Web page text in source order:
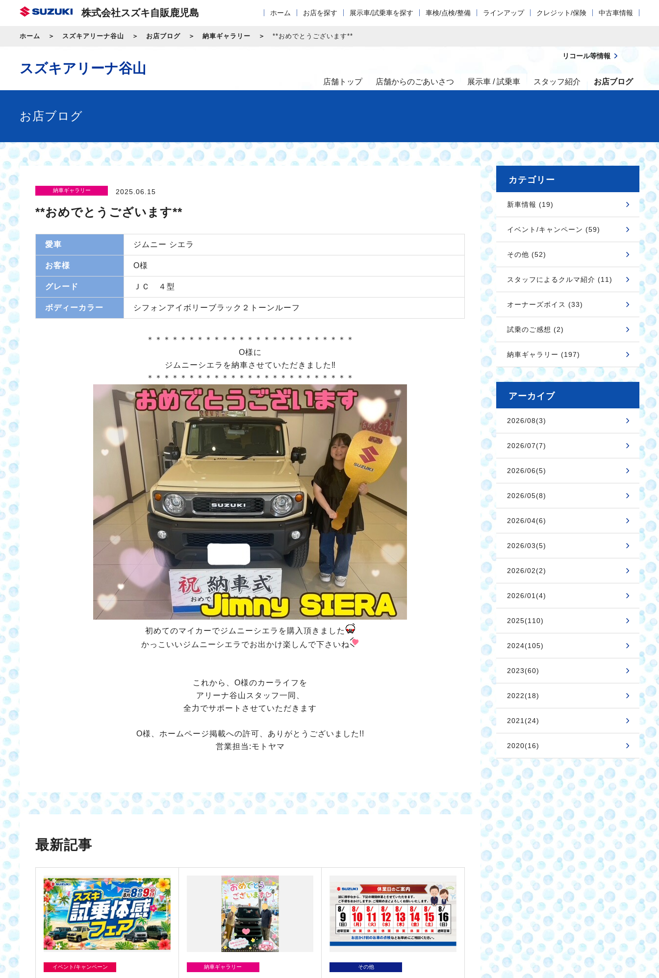
株式会社スズキ自販鹿児島 ホーム お店を探す 展示車/試乗車を探す 車検/点検/整備 ラインアップ クレジット/保険 中古車情報
ホーム スズキアリーナ谷山 お店ブログ 納車ギャラリー **おめでとうございます**
スズキアリーナ谷山
店舗トップ 店舗からのごあいさつ 展示車 / 試乗車 スタッフ紹介 お店ブログ
リコール等情報
お店ブログ
納車ギャラリー 2025.06.15
**おめでとうございます**
愛車 ジムニー シエラ
お客様 O様
グレード ＪＣ ４型
ボディーカラー シフォンアイボリーブラック２トーンルーフ
＊＊＊＊＊＊＊＊＊＊＊＊＊＊＊＊＊＊＊＊＊＊＊＊＊
O様に
ジムニーシエラを納車させていただきました‼
＊＊＊＊＊＊＊＊＊＊＊＊＊＊＊＊＊＊＊＊＊＊＊＊＊
初めてのマイカーでジムニーシエラを購入頂きました
かっこいいジムニーシエラでお出かけ楽しんで下さいね
これから、O様のカーライフを
アリーナ谷山スタッフ一同、
全力でサポートさせていただきます
O様、ホームページ掲載への許可、ありがとうございました!!
営業担当:モトヤマ
最新記事
イベント/キャンペーン 納車ギャラリー その他
カテゴリー
新車情報 (19)
イベント/キャンペーン (59)
その他 (52)
スタッフによるクルマ紹介 (11)
オーナーズボイス (33)
試乗のご感想 (2)
納車ギャラリー (197)
アーカイブ
2026/08(3)
2026/07(7)
2026/06(5)
2026/05(8)
2026/04(6)
2026/03(5)
2026/02(2)
2026/01(4)
2025(110)
2024(105)
2023(60)
2022(18)
2021(24)
2020(16)